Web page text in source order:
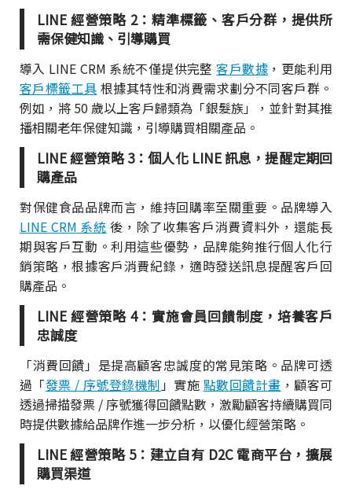
LINE 經營策略 2：精準標籤、客戶分群，提供所
需保健知識、引導購買
導入 LINE CRM 系統不僅提供完整客戶數據 ，更能利用
客戶標籤工具 根據其特性和消費需求劃分不同客戶群。
例如，將 50 歲以上客戶歸類為「銀髮族」，並針對其推
播相關老年保健知識，引導購買相關產品。
LINE 經營策略 3：個人化 LINE 訊息，提醒定期回
購產品
對保健食品品牌而言，維持回購率至關重要。品牌導入
LINE CRM 系統 後，除了收集客戶消費資料外，還能長
期與客戶互動。利用這些優勢，品牌能夠推行個人化行
銷策略，根據客戶消費紀錄，適時發送訊息提醒客戶回
購產品。
LINE 經營策略 4：實施會員回饋制度，培養客戶
忠誠度
「消費回饋」是提高顧客忠誠度的常見策略。品牌可透
過「發票 / 序號登錄機制」實施 點數回饋計畫 ，顧客可
透過掃描發票 / 序號獲得回饋點數，激勵顧客持續購買同
時提供數據給品牌作進一步分析，以優化經營策略。
LINE 經營策略 5：建立自有 D2C 電商平台，擴展
購買渠道